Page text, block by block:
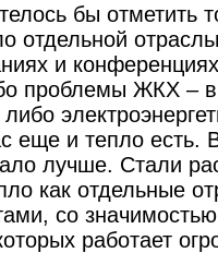
бы отметить
отдельной
и
проблемы ЖКХ –
еще и тепло есть.
лучше. Стали
как отдельные
со
работает